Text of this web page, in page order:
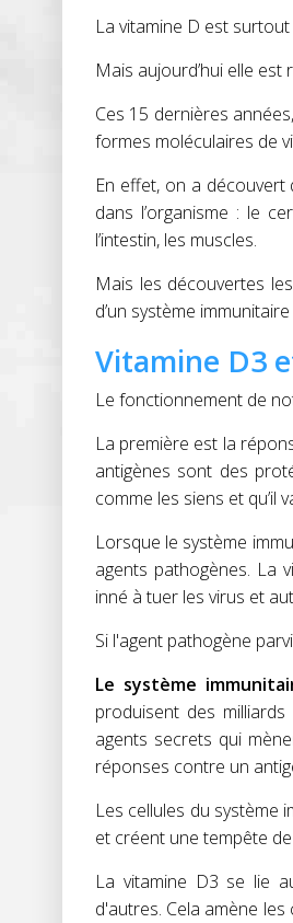
La vitamine D est
Mais aujourd’hui elle
Ces 15 dernières
formes moléculaires de
En effet, on a
dans l’organisme : le
l’intestin, les muscles.
Mais les découvertes
d’un système
Vitamine D3
Le fonctionnement de
La première est la
antigènes sont des
comme les siens et qu’il
Lorsque le système
agents pathogènes. La
inné à tuer les virus et
Si l'agent pathogène
Le système
produisent des
agents secrets qui
réponses contre un
Les cellules du système
et créent une tempête
La vitamine D3 se lie
d'autres. Cela amène